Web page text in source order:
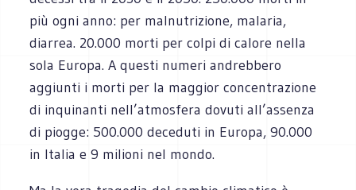
più ogni anno: per malnutrizione, malaria,
diarrea. 20.000 morti per colpi di calore nella
sola Europa. A questi numeri andrebbero
aggiunti i morti per la maggior concentrazione
di inquinanti nell’atmosfera dovuti all’assenza
di piogge: 500.000 deceduti in Europa, 90.000
in Italia e 9 milioni nel mondo.